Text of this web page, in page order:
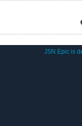
JSN Epic is